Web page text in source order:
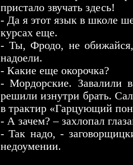
пристало звучать здесь!
- Да я этот язык в школе
курсах еще.
- Ты, Фродо, не
надоели.
- Какие еще окорочка?
- Мордорские. Завалили
решили изнутри брать.
в трактир «Гарцующий
- А зачем? – захлопал
- Так надо, -
недоумении.